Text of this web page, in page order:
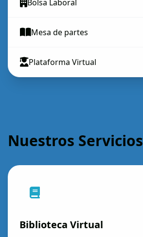
Bolsa Laboral
Mesa de partes
Plataforma Virtual
Nuestros Servicios
Biblioteca Virtual